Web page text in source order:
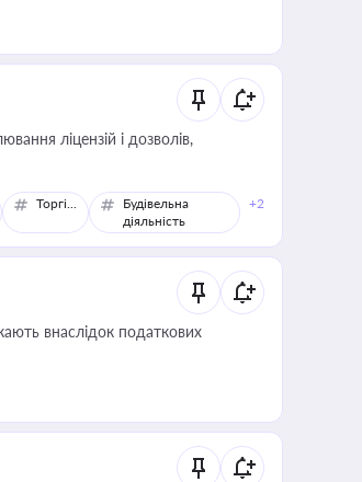
ліцензій і дозволів,
Торгівля
Будівельна
діяльність
+2
внаслідок податкових